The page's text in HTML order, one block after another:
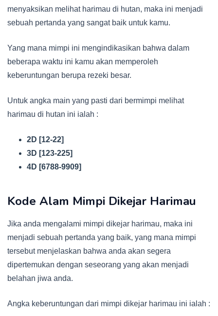
menyaksikan melihat harimau di hutan, maka ini menjadi
sebuah pertanda yang sangat baik untuk kamu.
Yang mana mimpi ini mengindikasikan bahwa dalam
beberapa waktu ini kamu akan memperoleh
keberuntungan berupa rezeki besar.
Untuk angka main yang pasti dari bermimpi melihat
harimau di hutan ini ialah :
2D [12-22]
3D [123-225]
4D [6788-9909]
Kode Alam Mimpi Dikejar Harimau
Jika anda mengalami mimpi dikejar harimau, maka ini
menjadi sebuah pertanda yang baik, yang mana mimpi
tersebut menjelaskan bahwa anda akan segera
dipertemukan dengan seseorang yang akan menjadi
belahan jiwa anda.
Angka keberuntungan dari mimpi dikejar harimau ini ialah :